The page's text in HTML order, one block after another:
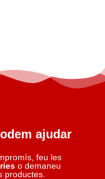
ajudar
feu les
o demaneu
productes.